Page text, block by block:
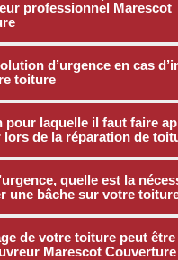
professionnel Marescot
d’urgence en cas
toiture
pour laquelle il faut faire
lors de la réparation de
quelle est la
une bâche sur votre
de votre toiture peut
Marescot Couverture